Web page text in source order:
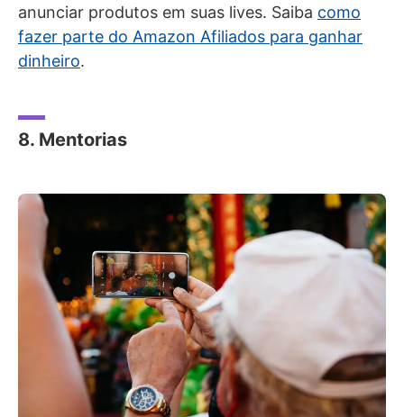
anunciar produtos em suas lives. Saiba como
fazer parte do Amazon Afiliados para ganhar
dinheiro.
8. Mentorias